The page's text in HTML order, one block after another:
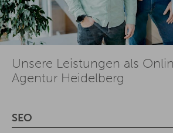
Unsere Leistungen als
Agentur Heidelberg
SEO